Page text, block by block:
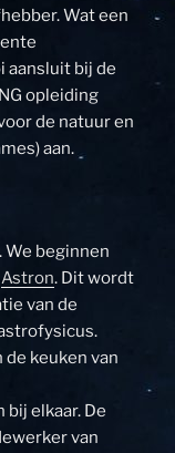
Wat een
aansluit bij de
opleiding
de natuur en
aan.
We beginnen
Astron. Dit wordt
van de
keuken van
elkaar. De
van